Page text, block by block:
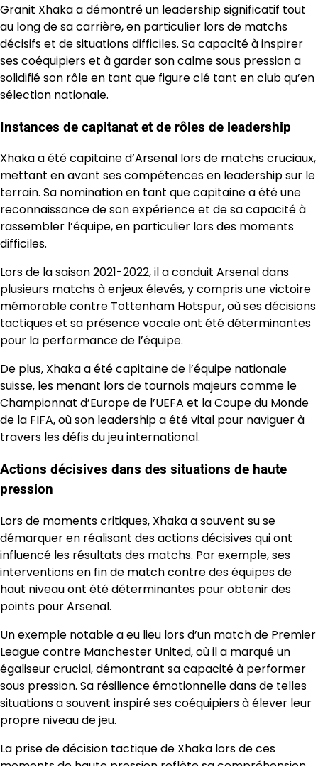
Granit Xhaka a démontré un leadership significatif tout
au long de sa carrière, en particulier lors de matchs
décisifs et de situations difficiles. Sa capacité à inspirer
ses coéquipiers et à garder son calme sous pression a
solidifié son rôle en tant que figure clé tant en club qu’en
sélection nationale.
Instances de capitanat et de rôles de leadership
Xhaka a été capitaine d’Arsenal lors de matchs cruciaux,
mettant en avant ses compétences en leadership sur le
terrain. Sa nomination en tant que capitaine a été une
reconnaissance de son expérience et de sa capacité à
rassembler l’équipe, en particulier lors des moments
difficiles.
Lorsde lasaison 2021-2022, il a conduit Arsenal dans
plusieurs matchs à enjeux élevés, y compris une victoire
mémorable contre Tottenham Hotspur, où ses décisions
tactiques et sa présence vocale ont été déterminantes
pour la performance de l’équipe.
De plus, Xhaka a été capitaine de l’équipe nationale
suisse, les menant lors de tournois majeurs comme le
Championnat d’Europe de l’UEFA et la Coupe du Monde
de la FIFA, où son leadership a été vital pour naviguer à
travers les défis du jeu international.
Actions décisives dans des situations de haute
pression
Lors de moments critiques, Xhaka a souvent su se
démarquer en réalisant des actions décisives qui ont
influencé les résultats des matchs. Par exemple, ses
interventions en fin de match contre des équipes de
haut niveau ont été déterminantes pour obtenir des
points pour Arsenal.
Un exemple notable a eu lieu lors d’un match de Premier
League contre Manchester United, où il a marqué un
égaliseur crucial, démontrant sa capacité à performer
sous pression. Sa résilience émotionnelle dans de telles
situations a souvent inspiré ses coéquipiers à élever leur
propre niveau de jeu.
La prise de décision tactique de Xhaka lors de ces